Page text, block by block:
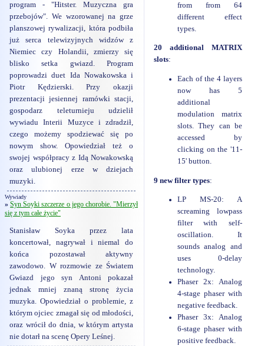
from from 64
different effect
types.
20 additional MATRIX
slots:
Each of the 4 layers
now has 5
additional
modulation matrix
slots. They can be
accessed by
clicking on the '11-
15' button.
9 new filter types:
LP MS-20: A
screaming lowpass
filter with self-
oscillation. It
sounds analog and
uses 0-delay
technology.
Phaser 2x: Analog
4-stage phaser with
negative feedback.
Phaser 3x: Analog
6-stage phaser with
positive feedback.
program - "Hitster. Muzyczna gra
przebojów". We wzorowanej na grze
planszowej rywalizacji, która podbiła
już serca telewizyjnych widzów z
Niemiec czy Holandii, zmierzy się
blisko setka gwiazd. Program
poprowadzi duet Ida Nowakowska i
Piotr Kędzierski. Przy okazji
prezentacji jesiennej ramówki stacji,
gospodarz teleturnieju udzielił
wywiadu Interii Muzyce i zdradził,
czego możemy spodziewać się po
nowym show. Opowiedział też o
swojej współpracy z Idą Nowakowską
oraz ulubionej erze w dziejach
muzyki.
Wywiady
» Syn Soyki szczerze o jego chorobie. "Mierzył
się z tym całe życie"
Stanisław Soyka przez lata
koncertował, nagrywał i niemal do
końca pozostawał aktywny
zawodowo. W rozmowie ze Światem
Gwiazd jego syn Antoni pokazał
jednak mniej znaną stronę życia
muzyka. Opowiedział o problemie, z
którym ojciec zmagał się od młodości,
oraz wrócił do dnia, w którym artysta
nie dotarł na scenę Opery Leśnej.